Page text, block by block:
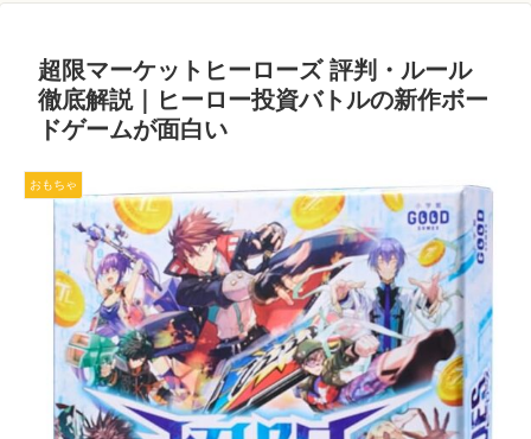
超限マーケットヒーローズ 評判・ルール
徹底解説｜ヒーロー投資バトルの新作ボー
ドゲームが面白い
おもちゃ